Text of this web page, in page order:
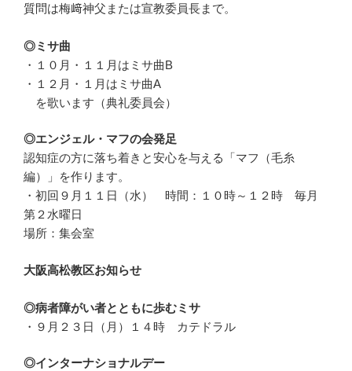
質問は梅﨑神父または宣教委員長まで。
◎ミサ曲
・１０月・１１月はミサ曲B
・１２月・１月はミサ曲A
を歌います（典礼委員会）
◎エンジェル・マフの会発足
認知症の方に落ち着きと安心を与える「マフ（毛糸
編）」を作ります。
・初回９月１１日（水） 時間：１０時～１２時 毎月
第２水曜日
場所：集会室
大阪高松教区お知らせ
◎病者障がい者とともに歩むミサ
・９月２３日（月）１４時 カテドラル
◎インターナショナルデー